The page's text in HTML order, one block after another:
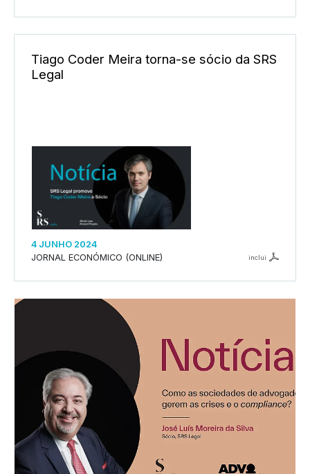
Tiago Coder Meira torna-se sócio da SRS
Legal
4 JUNHO 2024
JORNAL ECONÓMICO (ONLINE)
inclui